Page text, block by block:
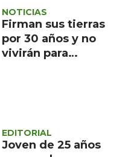
NOTICIAS
Firman sus tierras
por 30 años y no
vivirán para
EDITORIAL
Joven de 25 años